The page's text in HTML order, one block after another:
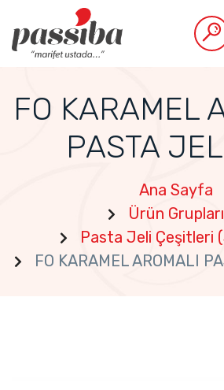
FO KARAMEL
PASTA
Ana Sayfa
Ürün Grupları
Pasta Jeli Çeşitleri
FO KARAMEL AROMALI